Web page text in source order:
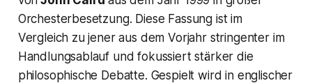
Orchesterbesetzung. Diese Fassung ist im
Vergleich zu jener aus dem Vorjahr stringenter im
Handlungsablauf und fokussiert stärker die
philosophische Debatte. Gespielt wird in englischer